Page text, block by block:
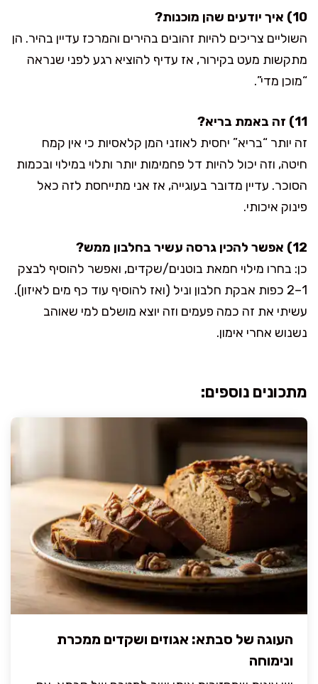
10) איך יודעים שהן מוכנות?
השוליים צריכים להיות זהובים בהירים והמרכז עדיין בהיר. הן
מתקשות מעט בקירור, אז עדיף להוציא רגע לפני שנראה
“מוכן מדי”.
11) זה באמת בריא?
זה יותר “בריא” יחסית לאוזני המן קלאסיות כי אין קמח
חיטה, וזה יכול להיות דל פחמימות יותר ותלוי במילוי ובכמות
הסוכר. עדיין מדובר בעוגייה, אז אני מתייחסת לזה כאל
פינוק איכותי.
12) אפשר להכין גרסה עשיר בחלבון ממש?
כן: בחרו מילוי חמאת בוטנים/שקדים, ואפשר להוסיף לבצק
1–2 כפות אבקת חלבון וניל (ואז להוסיף עוד כף מים לאיזון).
עשיתי את זה כמה פעמים וזה יוצא מושלם למי שאוהב
נשנוש אחרי אימון.
מתכונים נוספים:
העוגה של סבתא: אגוזים ושקדים ממכרת
ונימוחה